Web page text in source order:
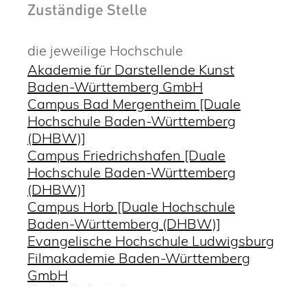
Zuständige Stelle
die jeweilige Hochschule
Akademie für Darstellende Kunst
Baden-Württemberg GmbH
Campus Bad Mergentheim [Duale
Hochschule Baden-Württemberg
(DHBW)]
Campus Friedrichshafen [Duale
Hochschule Baden-Württemberg
(DHBW)]
Campus Horb [Duale Hochschule
Baden-Württemberg (DHBW)]
Evangelische Hochschule Ludwigsburg
Filmakademie Baden-Württemberg
GmbH